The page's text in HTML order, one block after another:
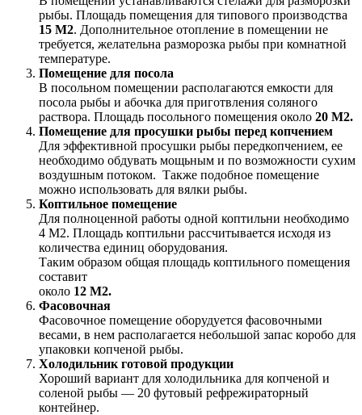
рыбы. Площадь помещения для типового производства
15 М2. Дополнительное отопление в помещении не
требуется, желательна разморозка рыбы при комнатной
температуре.
Помещение для посола
В посольном помещении располагаются емкости для
посола рыбы и абочка для приготвления соляного
раствора. Площадь посольного помещения около 20 М2.
Помещение для просушки рыбы перед копчением
Для эффективной просушки рыбы передкопчением, ее
необходимо обдувать мощьным и по возможности сухим
воздушным потоком. Также подобное помещение
можно использовать для вялки рыбы.
Коптильное помещение
Для полноценной работы одной коптильни необходимо
4 М2. Площадь коптильни рассчитывается исходя из
количества единиц оборудования.
Таким образом общая площадь коптильного помещения
составит
около 12 М2.
Фасовочная
Фасовочное помещение оборудуется фасовочными
весами, в нем располагается небольшой запас коробо для
упаковки копченой рыбы.
Холодильник готовой продукции
Хороший вариант для холодильника для копченой и
соленой рыбы — 20 футовый рефрежираторный
контейнер.